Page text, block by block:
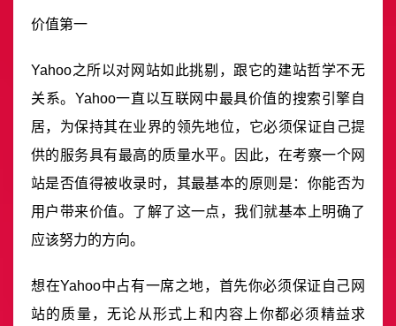
价值第一
Yahoo之所以对网站如此挑剔，跟它的建站哲学不无
关系。Yahoo一直以互联网中最具价值的搜索引擎自
居，为保持其在业界的领先地位，它必须保证自己提
供的服务具有最高的质量水平。因此，在考察一个网
站是否值得被收录时，其最基本的原则是：你能否为
用户带来价值。了解了这一点，我们就基本上明确了
应该努力的方向。
想在Yahoo中占有一席之地，首先你必须保证自己网
站的质量，无论从形式上和内容上你都必须精益求